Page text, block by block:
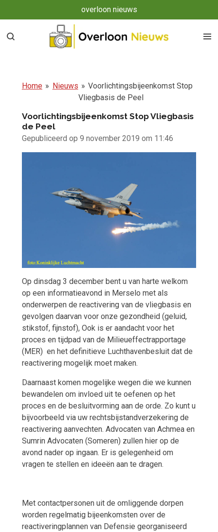
direct
naar
overloon nieuws
Home » Nieuws » Voorlichtingsbijeenkomst Stop
Vliegbasis de Peel
Voorlichtingsbijeenkomst Stop Vliegbasis
de Peel
Gepubliceerd op 9 november 2019 om 11:46
Op dinsdag 3 december bent u van harte welkom
op een informatieavond in Merselo met als
onderwerpen de reactivering van de vliegbasis en
gevolgen daarvan voor onze gezondheid (geluid,
stikstof, fijnstof), Ook is er aandacht voor het
proces en tijdpad van de Milieueffectrapportage
(MER) en het definitieve Luchthavenbesluit dat de
reactivering mogelijk moet maken.
Daarnaast komen mogelijke wegen die we kunnen
bewandelen om invloed uit te oefenen op het
proces en de besluitvorming aan de orde. Zo kunt u
bijvoorbeeld via uw rechtsbijstandverzekering de
reactivering aanvechten. Advocaten van Achmea en
Sumrin Advocaten (Someren) zullen hier op de
avond nader op ingaan. Er is gelegenheid om
vragen te stellen en ideeën aan te dragen.
Met contactpersonen uit de omliggende dorpen
worden regelmatig bijeenkomsten over de
reactiveringplannen van Defensie georganiseerd